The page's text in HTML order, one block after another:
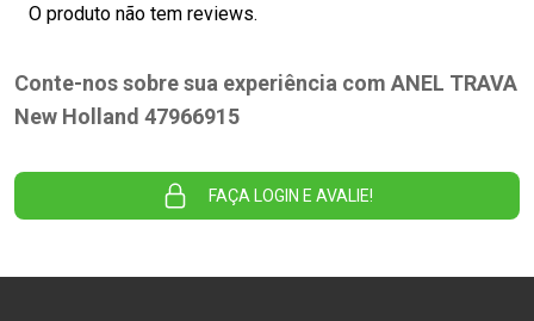
O produto não tem reviews.
Conte-nos sobre sua experiência com ANEL TRAVA
New Holland 47966915
FAÇA LOGIN E AVALIE!